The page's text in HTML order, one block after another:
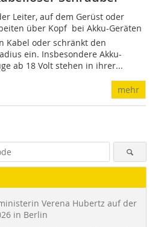
Leiter, auf dem Gerüst oder
über Kopf  bei Akku-Geräten
Kabel oder schränkt den
ein. Insbesondere Akku-
ab 18 Volt stehen in ihrer...
mehr
Verena Hubertz auf der
in Berlin